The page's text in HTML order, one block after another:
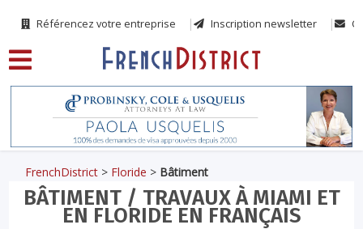
Référencez votre entreprise Inscription newsletter
FrenchDistrict > Floride > Bâtiment
BÂTIMENT / TRAVAUX À MIAMI ET
EN FLORIDE EN FRANÇAIS